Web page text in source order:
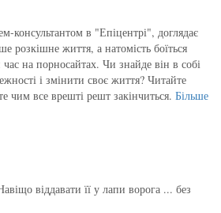
консультантом в "Епіцентрі", доглядає
розкішне життя, а натомість боїться
на порносайтах. Чи знайде він в собі
і змінити своє життя? Читайте
чим все врешті решт закінчиться. Більше
віддавати її у лапи ворога ... без